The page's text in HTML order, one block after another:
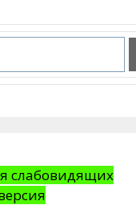
слабовидящих